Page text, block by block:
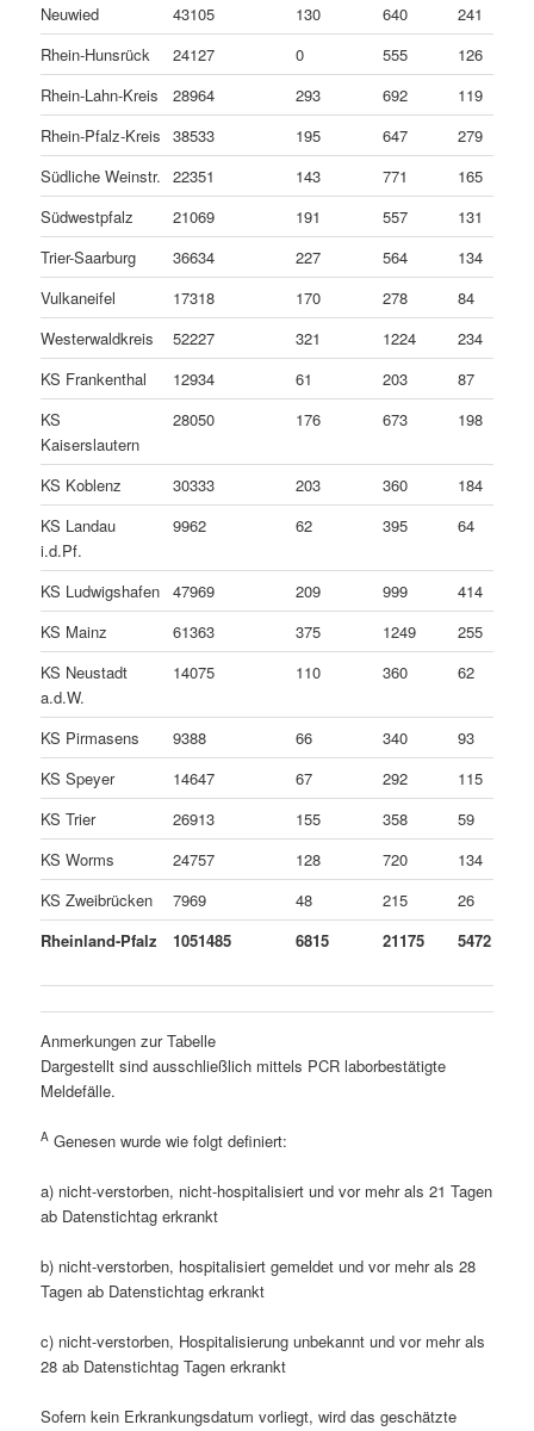
Neuwied
43105 130 640
241
Rhein-Hunsrück
24127 0 555
126
Rhein-Lahn-Kreis
28964 293 692
119
Rhein-Pfalz-Kreis 38533 195 647
279
Südliche Weinstr. 22351 143 771
165
Südwestpfalz
21069 191 557
131
Trier-Saarburg
36634 227 564
134
Vulkaneifel
17318 170 278
84
Westerwaldkreis
52227 321 1224
234
KS Frankenthal
12934 61 203
87
KS
Kaiserslautern
28050 176 673 198
KS Koblenz 30333 203 360
184
KS Landau
i.d.Pf.
9962 62 395 64
KS Ludwigshafen 47969 209 999
414
KS Mainz
61363 375 1249
255
KS Neustadt
a.d.W.
14075 110 360 62
KS Pirmasens 9388 66 340
93
KS Speyer
14647 67 292
115
KS Trier
26913 155 358
59
KS Worms
24757 128 720
134
KS Zweibrücken
7969 48 215
26
Rheinland-Pfalz
1051485 6815 21175 5472
Anmerkungen zur Tabelle
Dargestellt sind ausschließlich mittels PCR laborbestätigte
Meldefälle.
A Genesen wurde wie folgt definiert:
a) nicht-verstorben, nicht-hospitalisiert und vor mehr als 21 Tagen
ab Datenstichtag erkrankt
b) nicht-verstorben, hospitalisiert gemeldet und vor mehr als 28
Tagen ab Datenstichtag erkrankt
c) nicht-verstorben, Hospitalisierung unbekannt und vor mehr als
28 ab Datenstichtag Tagen erkrankt
Sofern kein Erkrankungsdatum vorliegt, wird das geschätzte